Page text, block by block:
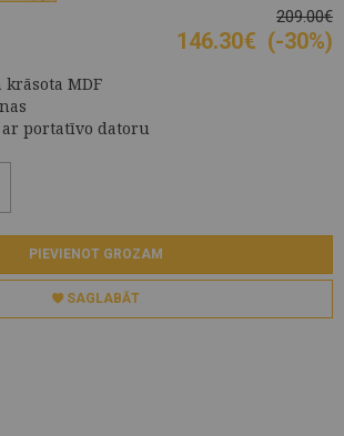
209.00€
146.30€ (-30%)
MDF
portatīvo datoru
PIEVIENOT GROZAM
SAGLABĀT